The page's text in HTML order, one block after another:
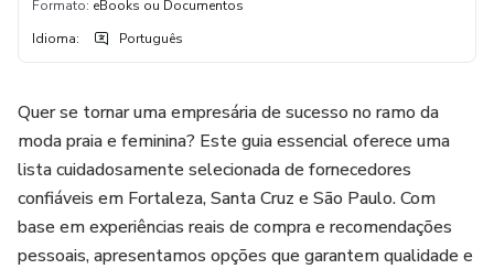
Formato: eBooks ou Documentos
Idioma: Português
Quer se tornar uma empresária de sucesso no ramo da
moda praia e feminina? Este guia essencial oferece uma
lista cuidadosamente selecionada de fornecedores
confiáveis em Fortaleza, Santa Cruz e São Paulo. Com
base em experiências reais de compra e recomendações
pessoais, apresentamos opções que garantem qualidade e